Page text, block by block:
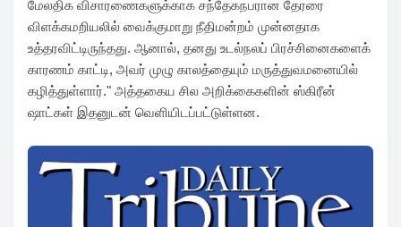
மேலதிக விசாரணைகளுக்காக சந்தேகநபரான தேரரை
விளக்கமறியலில் வைக்குமாறு நீதிமன்றம் முன்னதாக
உத்தரவிட்டிருந்தது. ஆனால், தனது உடல்நலப் பிரச்சினைகளைக்
காரணம் காட்டி, அவர் முழு காலத்தையும் மருத்துவமனையில்
கழித்துள்ளார்." அத்தகைய சில அறிக்கைகளின் ஸ்கிரீன்
ஷாட்கள் இதனுடன் வெளியிடப்பட்டுள்ளன.